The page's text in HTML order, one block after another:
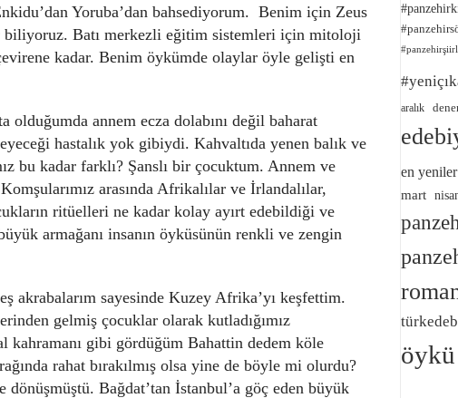
Yoruba’dan bahsediyorum. Benim için Zeus
biliyoruz. Batı merkezli eğitim sistemleri için mitoloji
kadar. Benim öykümde olaylar öyle gelişti en
annem ecza dolabını değil baharat
hastalık yok gibiydi. Kahvaltıda yenen balık ve
bu kadar farklı? Şanslı bir çocuktum. Annem ve
arasında Afrikalılar ve İrlandalılar,
ritüelleri ne kadar kolay ayırt edebildiği ve
armağanı insanın öyküsünün renkli ve zengin
akrabalarım sayesinde Kuzey Afrika’yı keşfettim.
gelmiş çocuklar olarak kutladığımız
gibi gördüğüm Bahattin dedem köle
rahat bırakılmış olsa yine de böyle mi olurdu?
Bağdat’tan İstanbul’a göç eden büyük
aralık
en yeniler
mart
öykü